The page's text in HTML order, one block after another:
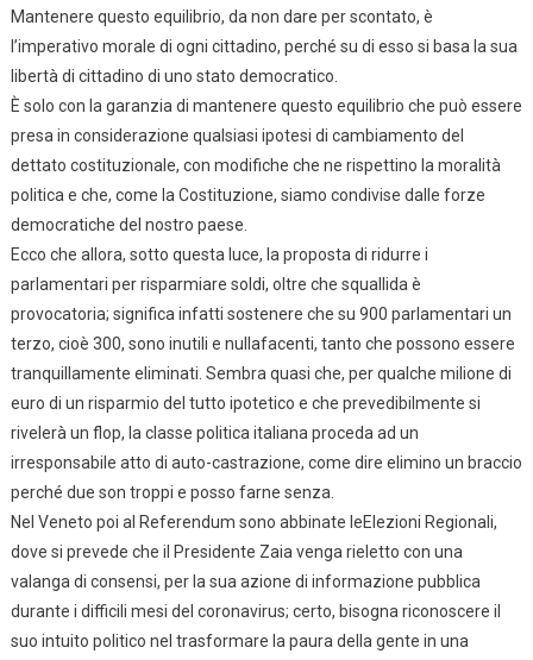
Mantenere questo equilibrio, da non dare per scontato, è
l’imperativo morale di ogni cittadino, perché su di esso si basa la sua
libertà di cittadino di uno stato democratico.
È solo con la garanzia di mantenere questo equilibrio che può essere
presa in considerazione qualsiasi ipotesi di cambiamento del
dettato costituzionale, con modifiche che ne rispettino la moralità
politica e che, come la Costituzione, siamo condivise dalle forze
democratiche del nostro paese.
Ecco che allora, sotto questa luce, la proposta di ridurre i
parlamentari per risparmiare soldi, oltre che squallida è
provocatoria; significa infatti sostenere che su 900 parlamentari un
terzo, cioè 300, sono inutili e nullafacenti, tanto che possono essere
tranquillamente eliminati. Sembra quasi che, per qualche milione di
euro di un risparmio del tutto ipotetico e che prevedibilmente si
rivelerà un flop, la classe politica italiana proceda ad un
irresponsabile atto di auto-castrazione, come dire elimino un braccio
perché due son troppi e posso farne senza.
Nel Veneto poi al Referendum sono abbinate leElezioni Regionali,
dove si prevede che il Presidente Zaia venga rieletto con una
valanga di consensi, per la sua azione di informazione pubblica
durante i difficili mesi del coronavirus; certo, bisogna riconoscere il
suo intuito politico nel trasformare la paura della gente in una